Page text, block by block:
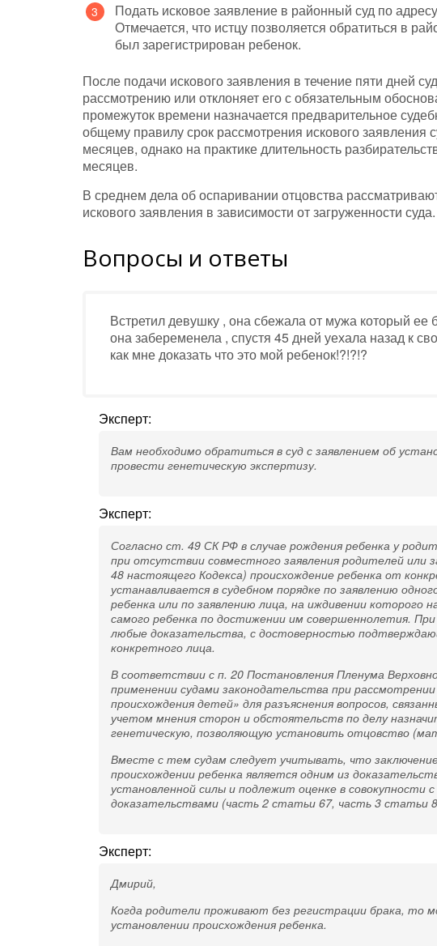
Подать исковое заявление в районный суд по
Отмечается, что истцу позволяется обратиться в
был зарегистрирован ребенок.
После подачи искового заявления в течение пяти дней
рассмотрению или отклоняет его с обязательным
промежуток времени назначается предварительное
общему правилу срок рассмотрения искового
месяцев, однако на практике длительность
месяцев.
В среднем дела об оспаривании отцовства
искового заявления в зависимости от загруженности суда.
Вопросы и ответы
Встретил девушку , она сбежала от мужа который ее
она забеременела , спустя 45 дней уехала назад к
как мне доказать что это мой ребенок!?!?!?
Эксперт:
Вам необходимо обратиться в суд с заявлением об
провести генетическую экспертизу.
Эксперт:
Согласно ст. 49 СК РФ в случае рождения ребенка у
при отсутствии совместного заявления родителей или
48 настоящего Кодекса) происхождение ребенка от
устанавливается в судебном порядке по заявлению
ребенка или по заявлению лица, на иждивении которого
самого ребенка по достижении им совершеннолетия.
любые доказательства, с достоверностью
конкретного лица.
В соответствии с п. 20 Постановления Пленума
применении судами законодательства при
происхождения детей» для разъяснения вопросов,
учетом мнения сторон и обстоятельств по делу
генетическую, позволяющую установить отцовство
Вместе с тем судам следует учитывать, что
происхождении ребенка является одним из
установленной силы и подлежит оценке в совокупности
доказательствами (часть 2 статьи 67, часть 3 статьи
Эксперт:
Дмирий,
Когда родители проживают без регистрации брака, то
установлении происхождения ребенка.